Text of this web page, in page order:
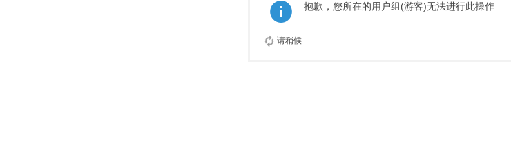
抱歉，您所在的用户组(游客)无法进行此操作
请稍候...